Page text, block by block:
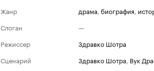
Жанр
драма, биография,
Слоган
—
Режиссер
Здравко Шотра
Сценарий
Здравко Шотра, Вук